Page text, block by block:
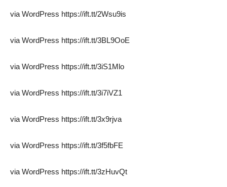
via WordPress https://ift.tt/2Wsu9is
via WordPress https://ift.tt/3BL9OoE
via WordPress https://ift.tt/3iS1Mlo
via WordPress https://ift.tt/3i7iVZ1
via WordPress https://ift.tt/3x9rjva
via WordPress https://ift.tt/3f5fbFE
via WordPress https://ift.tt/3zHuvQt